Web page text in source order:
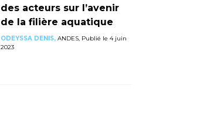
des acteurs sur l’avenir
de la filière aquatique
ODEYSSA DENIS,ANDES, Publié le 4 juin
2023